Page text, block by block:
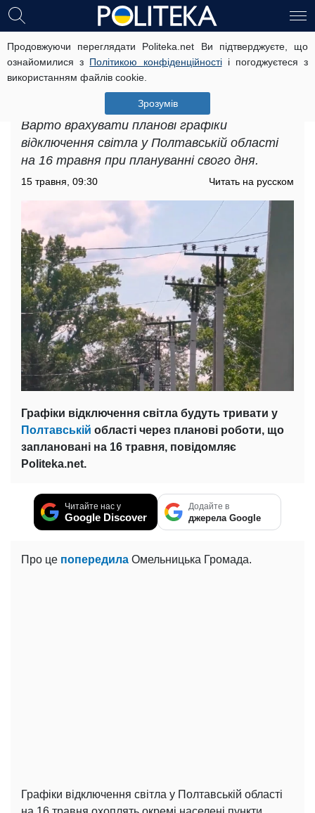
Продовжуючи переглядати Politeka.net Ви підтверджуєте, що
ознайомилися з Політикою конфіденційностіі погоджуєтеся з
використанням файлів cookie.
Зрозумів
По 12 годин поспіль без електрики в
суботу: вводяться нові графіки
відключення світла у Полтавській
області на 16 травня
Варто врахувати планові графіки
відключення світла у Полтавській області
на 16 травня при плануванні свого дня.
15 травня, 09:30 Читать на русском
Графіки відключення світла будуть тривати у
Полтавській області через планові роботи, що
заплановані на 16 травня, повідомляє
Politeka.net.
Читайте нас у
Google Discover
Додайте в
джерела Google
Про це попередила Омельницька Громада.
Графіки відключення світла у Полтавській області